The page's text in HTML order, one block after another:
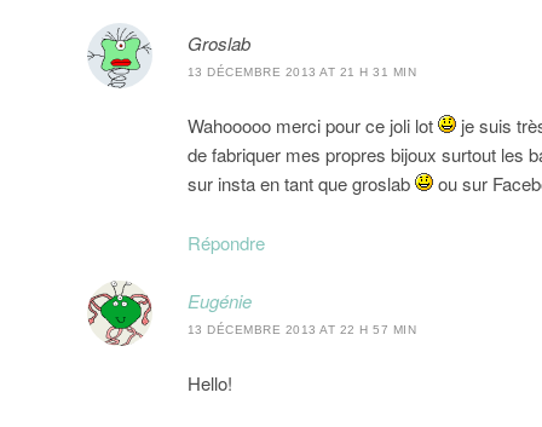
Groslab
13 DÉCEMBRE 2013 AT 21 H 31 MIN
Wahooooo merci pour ce joli lot
je suis
de fabriquer mes propres bijoux surtout les
sur insta en tant que groslab
ou sur
Répondre
Eugénie
13 DÉCEMBRE 2013 AT 22 H 57 MIN
Hello!